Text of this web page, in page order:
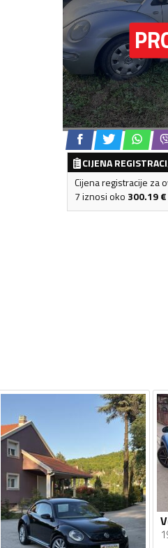
CIJENA
Cijena registracije za
7 iznosi oko 300.19€